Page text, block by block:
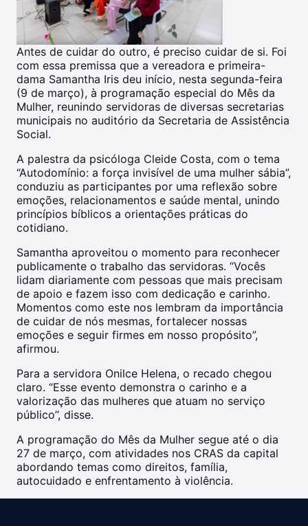
Antes de cuidar do outro, é preciso cuidar de si. Foi
com essa premissa que a vereadora e primeira-
dama Samantha Iris deu início, nesta segunda-feira
(9 de março), à programação especial do Mês da
Mulher, reunindo servidoras de diversas secretarias
municipais no auditório da Secretaria de Assistência
Social.
A palestra da psicóloga Cleide Costa, com o tema
“Autodomínio: a força invisível de uma mulher sábia”,
conduziu as participantes por uma reflexão sobre
emoções, relacionamentos e saúde mental, unindo
princípios bíblicos a orientações práticas do
cotidiano.
Samantha aproveitou o momento para reconhecer
publicamente o trabalho das servidoras. “Vocês
lidam diariamente com pessoas que mais precisam
de apoio e fazem isso com dedicação e carinho.
Momentos como este nos lembram da importância
de cuidar de nós mesmas, fortalecer nossas
emoções e seguir firmes em nosso propósito”,
afirmou.
Para a servidora Onilce Helena, o recado chegou
claro. “Esse evento demonstra o carinho e a
valorização das mulheres que atuam no serviço
público”, disse.
A programação do Mês da Mulher segue até o dia
27 de março, com atividades nos CRAS da capital
abordando temas como direitos, família,
autocuidado e enfrentamento à violência.